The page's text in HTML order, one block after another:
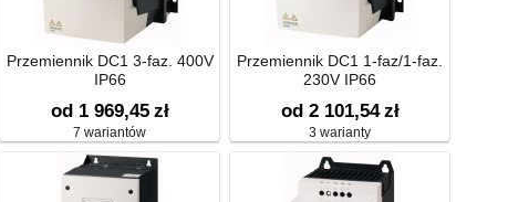
Przemiennik DC1 3-faz. 400V
IP66
od 1 969,45 zł
7 wariantów
Przemiennik DC1 1-faz/1-faz.
230V IP66
od 2 101,54 zł
3 warianty